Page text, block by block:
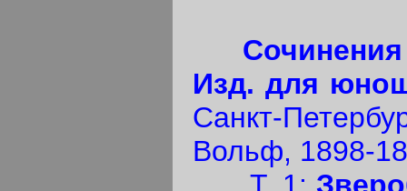
Изд. для
Санкт-
Вольф, 1898-